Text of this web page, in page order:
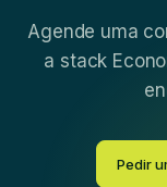
Agende uma
a stack
Pedir